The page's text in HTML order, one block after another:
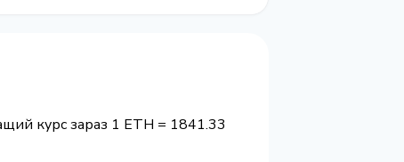
курс зараз 1 ETH = 1841.33